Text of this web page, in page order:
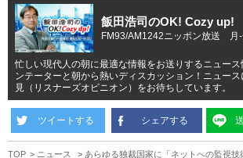
飯田浩司のOK! Cozy up!
FM93/AM1242ニッポン放送
忙しい現代人の朝に最適な情報をお送りするニュース
ンテーターと朝から熱いディスカッション！ニュー
見（リスナーズオピニオン）をお待ちしています。
ツイートする シェアする
TOP ニュース あらゆる独裁国家に「ネットへの監視技